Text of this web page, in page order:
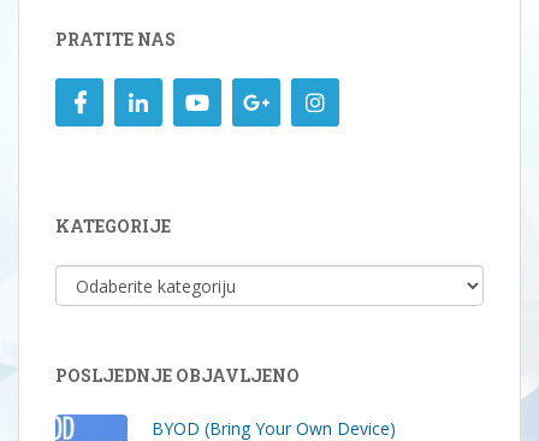
PRATITE NAS
KATEGORIJE
KATEGORIJE
POSLJEDNJE OBJAVLJENO
BYOD (Bring Your Own Device)